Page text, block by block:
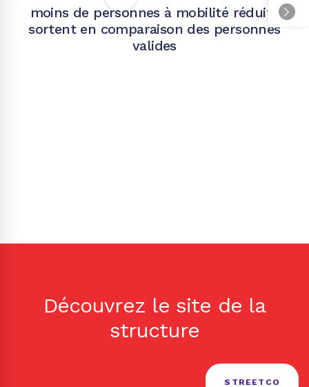
moins de personnes à mobilité réduite
sortent en comparaison des personnes
valides
Découvrez le site de la
structure
STREETCO